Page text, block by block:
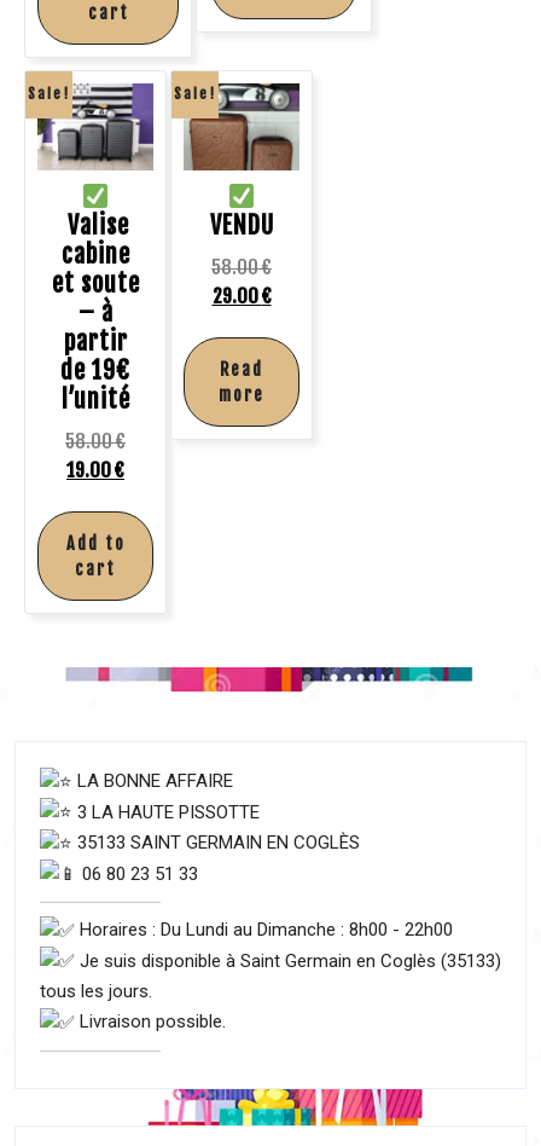
cart
Sale!
Valise
cabine
et soute
– à
partir
de 19€
l’unité
58.00€
19.00€
Add to
cart
Sale!
VENDU
58.00€
29.00€
Read
more
LA BONNE AFFAIRE
3 LA HAUTE PISSOTTE
35133 SAINT GERMAIN EN COGLÈS
06 80 23 51 33
Horaires : Du Lundi au Dimanche : 8h00 - 22h00
Je suis disponible à Saint Germain en Coglès (35133)
tous les jours.
Livraison possible.